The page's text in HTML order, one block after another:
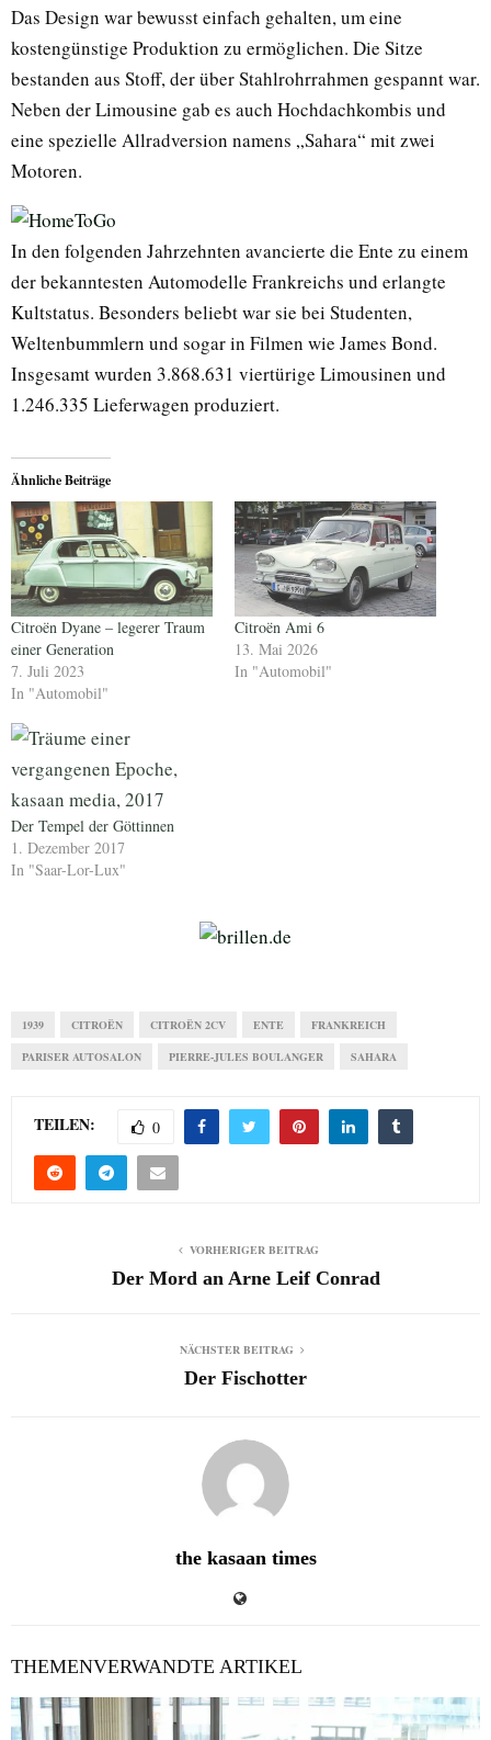
Das Design war bewusst einfach gehalten, um eine
kostengünstige Produktion zu ermöglichen. Die Sitze
bestanden aus Stoff, der über Stahlrohrrahmen gespannt war.
Neben der Limousine gab es auch Hochdachkombis und
eine spezielle Allradversion namens „Sahara“ mit zwei
Motoren.
In den folgenden Jahrzehnten avancierte die Ente zu einem
der bekanntesten Automodelle Frankreichs und erlangte
Kultstatus. Besonders beliebt war sie bei Studenten,
Weltenbummlern und sogar in Filmen wie James Bond.
Insgesamt wurden 3.868.631 viertürige Limousinen und
1.246.335 Lieferwagen produziert.
Ähnliche Beiträge
Citroën Dyane – legerer Traum
einer Generation
7. Juli 2023
In "Automobil"
Citroën Ami 6
13. Mai 2026
In "Automobil"
Der Tempel der Göttinnen
1. Dezember 2017
In "Saar-Lor-Lux"
1939 CITROËN CITROËN 2CV ENTE FRANKREICH
PARISER AUTOSALON PIERRE-JULES BOULANGER SAHARA
TEILEN: 0
VORHERIGER BEITRAG
Der Mord an Arne Leif Conrad
NÄCHSTER BEITRAG
Der Fischotter
the kasaan times
THEMENVERWANDTE ARTIKEL